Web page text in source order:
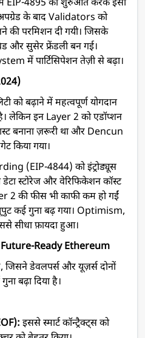
EIP-4895 की शुरुआत करके इसी
के बाद Validators को
की परमिशन दी गयी। जिसके
और सुसेर फ्रेंडली बन गई।
में पार्टिसिपेशन तेज़ी से बढ़ा।
को बढ़ाने में महत्वपूर्ण योगदान
लेकिन इन Layer 2 को एडॉप्शन
बनाना ज़रूरी था और Dencun
किया गया।
(EIP-4844) को इंट्रोड्यूस
स्टोरेज और वेरिफिकेशन कॉस्ट
2 की फीस भी काफी कम हो गईं
कई गुना बढ़ गया। Optimism,
सीधा फ़ायदा हुआ।
Ready Ethereum
डेवलपर्स और यूज़र्स दोनों
बढ़ा दिया है।
इससे स्मार्ट कॉन्ट्रैक्ट्स को